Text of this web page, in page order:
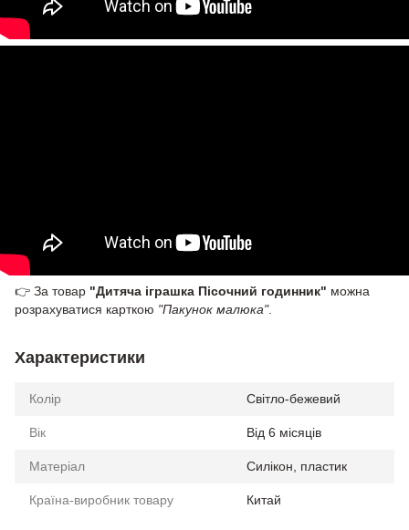
👉 За товар "Дитяча іграшка Пісочний годинник" можна
розрахуватися карткою "Пакунок малюка".
Характеристики
Колір Світло-бежевий
Вік Від 6 місяців
Матеріал Силікон, пластик
Країна-виробник товару Китай